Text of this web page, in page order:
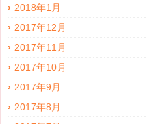
2018年1月
2017年12月
2017年11月
2017年10月
2017年9月
2017年8月